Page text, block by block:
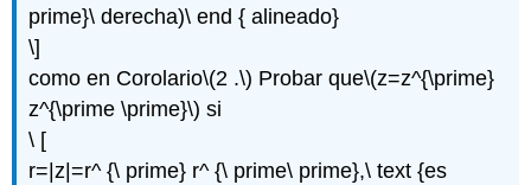
prime}\ derecha)\ end { alineado}
\]
como en Corolario\(2 .\) Probar que\(z=z^{\prime}
z^{\prime \prime}\) si
\ [
r=|z|=r^ {\ prime} r^ {\ prime\ prime},\ text {es